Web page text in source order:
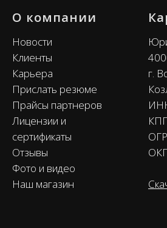
О компании
Новости
Клиенты
Карьера
Прислать резюме
Прайсы партнеров
Лицензии и
сертификаты
Отзывы
Фото и видео
Наш магазин
г.